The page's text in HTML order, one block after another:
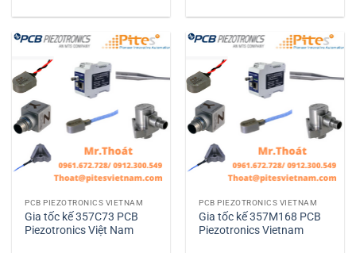
PCB PIEZOTRONICS VIETNAM
Gia tốc kế 357C73 PCB
Piezotronics Việt Nam
PCB PIEZOTRONICS VIETNAM
Gia tốc kế 357M168 PCB
Piezotronics Vietnam